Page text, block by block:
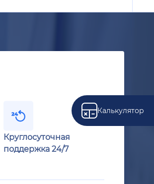
Калькулятор
Круглосуточная
поддержка 24/7